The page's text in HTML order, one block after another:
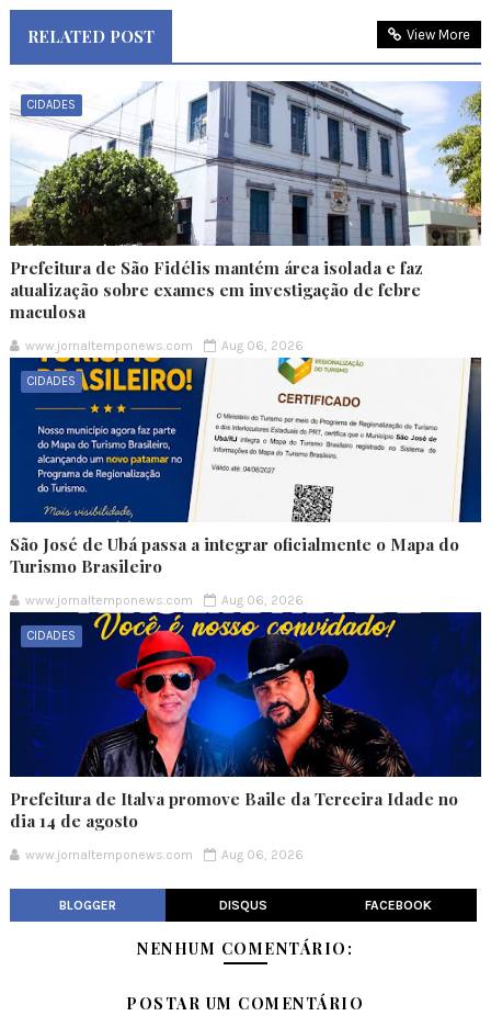
RELATED POST View More
CIDADES
Prefeitura de São Fidélis mantém área isolada e faz
atualização sobre exames em investigação de febre
maculosa
www.jornaltemponews.com Aug 06, 2026
CIDADES
São José de Ubá passa a integrar oficialmente o Mapa do
Turismo Brasileiro
www.jornaltemponews.com Aug 06, 2026
CIDADES
Prefeitura de Italva promove Baile da Terceira Idade no
dia 14 de agosto
www.jornaltemponews.com Aug 06, 2026
BLOGGER DISQUS FACEBOOK
NENHUM COMENTÁRIO:
POSTAR UM COMENTÁRIO